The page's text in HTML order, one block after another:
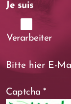
Je suis
Verarbeiter
Captcha *